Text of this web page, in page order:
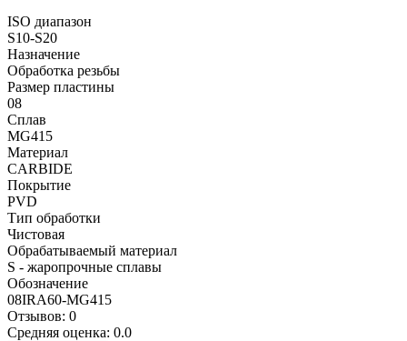
ISO диапазон
S10-S20
Назначение
Обработка резьбы
Размер пластины
08
Сплав
MG415
Материал
CARBIDE
Покрытие
PVD
Тип обработки
Чистовая
Обрабатываемый материал
S - жаропрочные сплавы
Обозначение
08IRA60-MG415
Отзывов: 0
Средняя оценка: 0.0